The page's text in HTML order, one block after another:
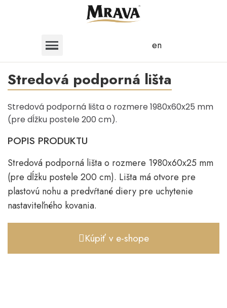
en
Stredová podporná lišta
Stredová podporná lišta o rozmere 1980x60x25 mm
(pre dĺžku postele 200 cm).
POPIS PRODUKTU
Stredová podporná lišta o rozmere 1980x60x25 mm
(pre dĺžku postele 200 cm). Lišta má otvore pre
plastovú nohu a predvŕtané diery pre uchytenie
nastaviteľného kovania.
Kúpiť v e-shope